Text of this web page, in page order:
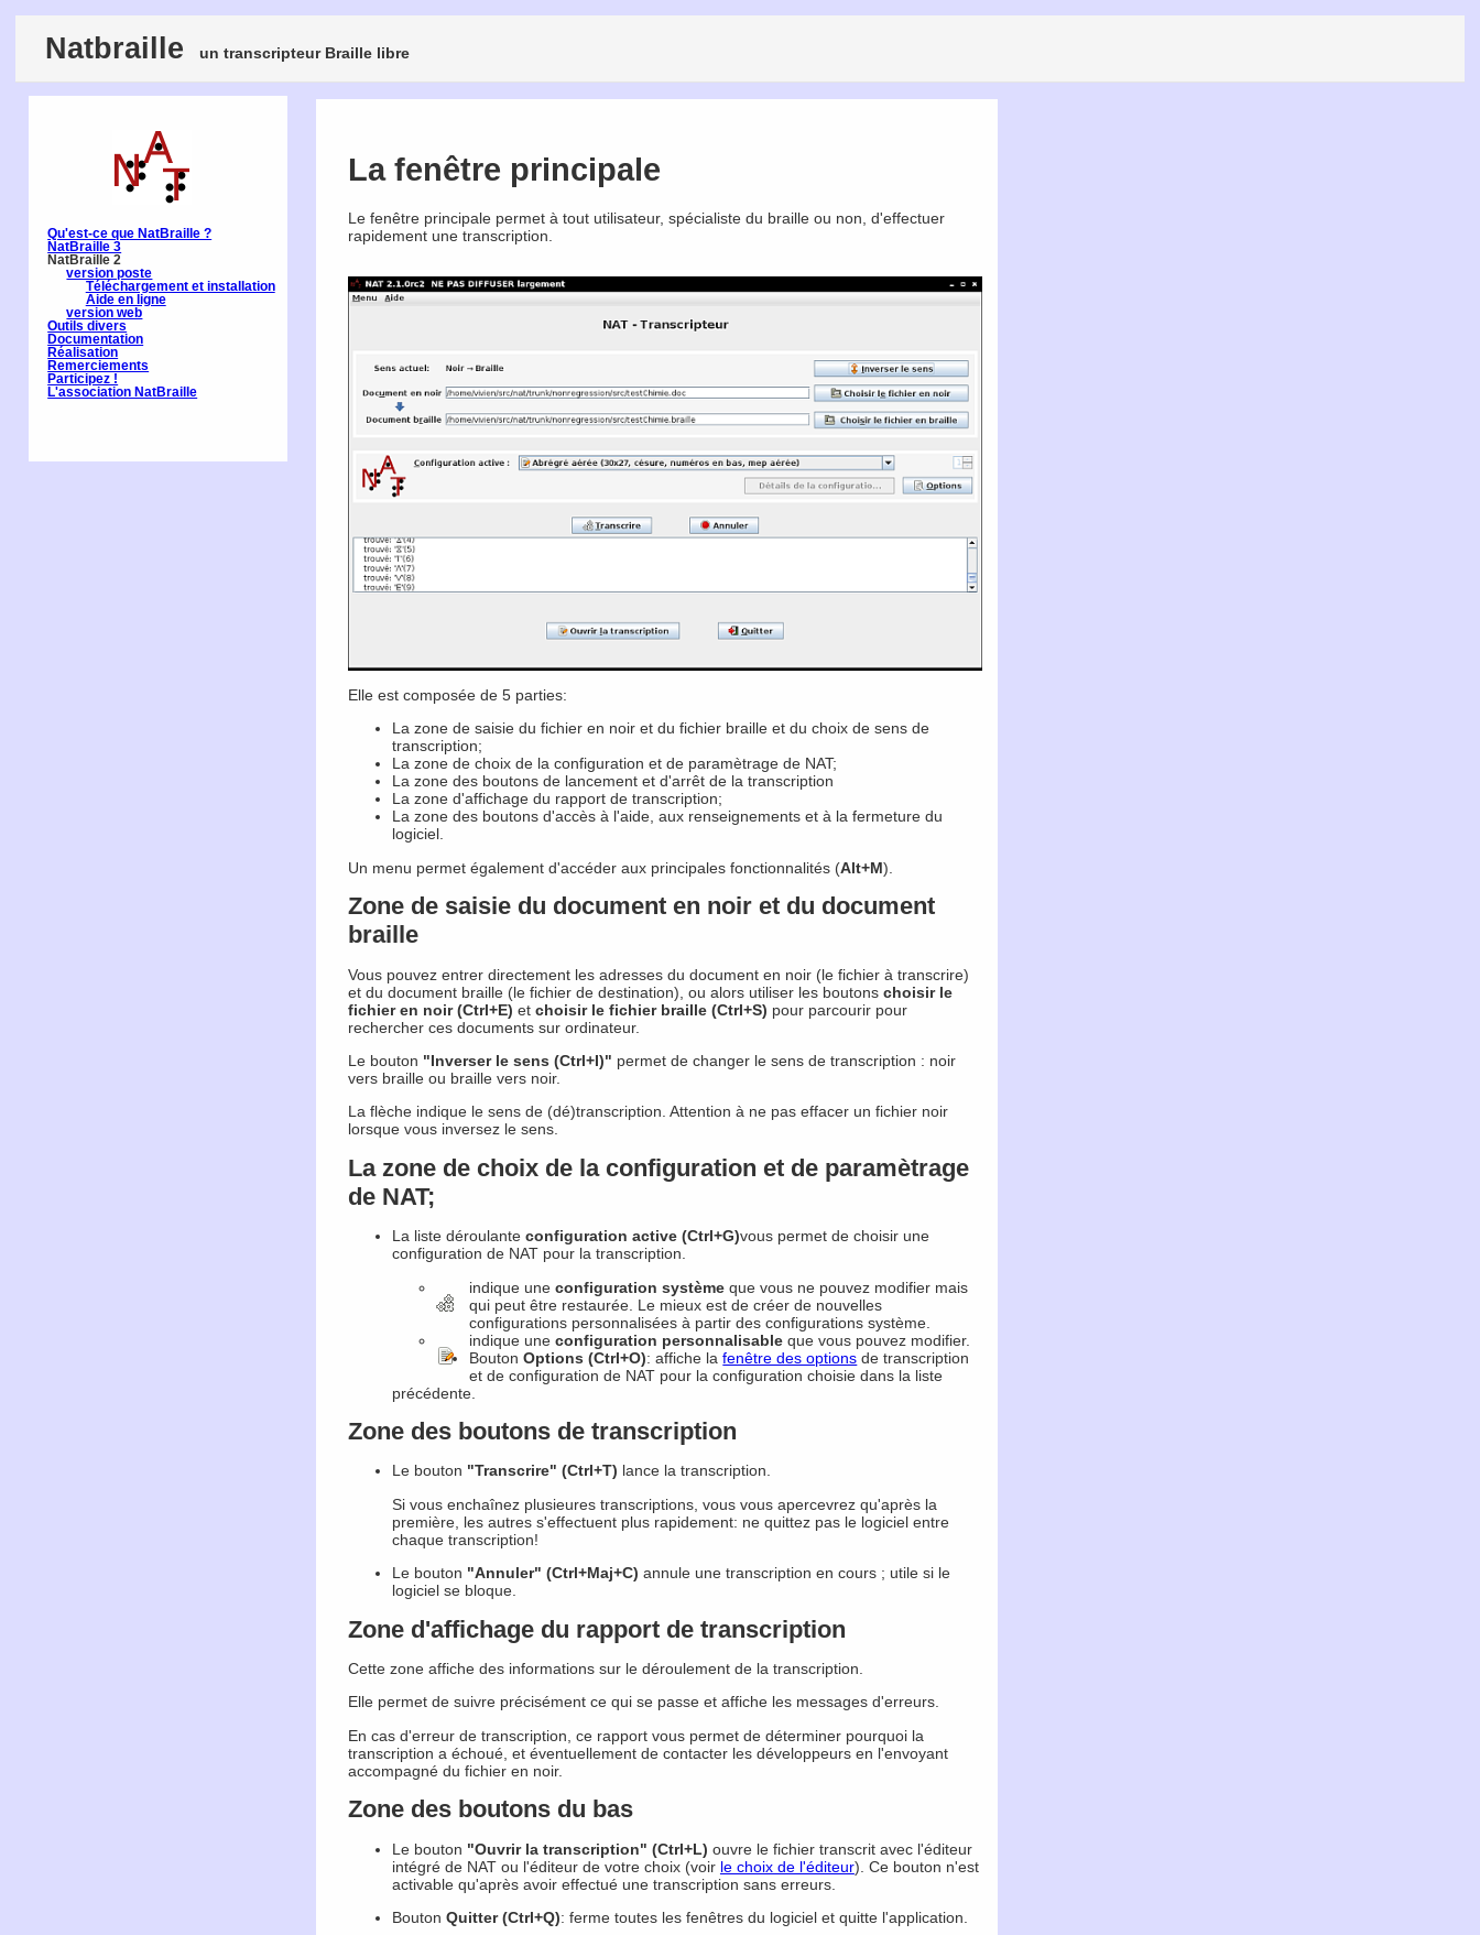
Natbraille un transcripteur Braille libre
Qu'est-ce que NatBraille ?
NatBraille 3
NatBraille 2
version poste
Téléchargement et installation
Aide en ligne
version web
Outils divers
Documentation
Réalisation
Remerciements
Participez !
L'association NatBraille
La fenêtre principale
Le fenêtre principale permet à tout utilisateur, spécialiste du braille ou non, d'effectuer
rapidement une transcription.
Elle est composée de 5 parties:
La zone de saisie du fichier en noir et du fichier braille et du choix de sens de
transcription;
La zone de choix de la configuration et de paramètrage de NAT;
La zone des boutons de lancement et d'arrêt de la transcription
La zone d'affichage du rapport de transcription;
La zone des boutons d'accès à l'aide, aux renseignements et à la fermeture du
logiciel.
Un menu permet également d'accéder aux principales fonctionnalités (Alt+M).
Zone de saisie du document en noir et du document
braille
Vous pouvez entrer directement les adresses du document en noir (le fichier à transcrire)
et du document braille (le fichier de destination), ou alors utiliser les boutons choisir le
fichier en noir (Ctrl+E) et choisir le fichier braille (Ctrl+S) pour parcourir pour
rechercher ces documents sur ordinateur.
Le bouton "Inverser le sens (Ctrl+I)" permet de changer le sens de transcription : noir
vers braille ou braille vers noir.
La flèche indique le sens de (dé)transcription. Attention à ne pas effacer un fichier noir
lorsque vous inversez le sens.
La zone de choix de la configuration et de paramètrage
de NAT;
La liste déroulante configuration active (Ctrl+G)vous permet de choisir une
configuration de NAT pour la transcription.
indique uneconfiguration système que vous ne pouvez modifier mais
qui peut être restaurée. Le mieux est de créer de nouvelles
configurations personnalisées à partir des configurations système.
indique uneconfiguration personnalisable que vous pouvez modifier.
BoutonOptions (Ctrl+O): affiche lafenêtre des options de transcription
et de configuration de NAT pour la configuration choisie dans la liste
précédente.
Zone des boutons de transcription
Le bouton "Transcrire" (Ctrl+T) lance la transcription.
Si vous enchaînez plusieures transcriptions, vous vous apercevrez qu'après la
première, les autres s'effectuent plus rapidement: ne quittez pas le logiciel entre
chaque transcription!
Le bouton "Annuler" (Ctrl+Maj+C) annule une transcription en cours ; utile si le
logiciel se bloque.
Zone d'affichage du rapport de transcription
Cette zone affiche des informations sur le déroulement de la transcription.
Elle permet de suivre précisément ce qui se passe et affiche les messages d'erreurs.
En cas d'erreur de transcription, ce rapport vous permet de déterminer pourquoi la
transcription a échoué, et éventuellement de contacter les développeurs en l'envoyant
accompagné du fichier en noir.
Zone des boutons du bas
Le bouton "Ouvrir la transcription" (Ctrl+L) ouvre le fichier transcrit avec l'éditeur
intégré de NAT ou l'éditeur de votre choix (voir le choix de l'éditeur). Ce bouton n'est
activable qu'après avoir effectué une transcription sans erreurs.
Bouton Quitter (Ctrl+Q): ferme toutes les fenêtres du logiciel et quitte l'application.